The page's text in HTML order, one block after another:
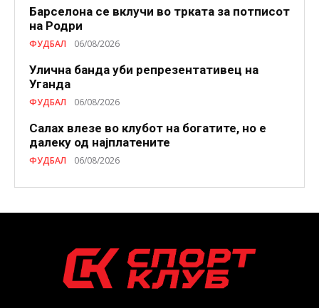
Барселона се вклучи во трката за потписот
на Родри
ФУДБАЛ 06/08/2026
Улична банда уби репрезентативец на
Уганда
ФУДБАЛ 06/08/2026
Салах влезе во клубот на богатите, но е
далеку од најплатените
ФУДБАЛ 06/08/2026